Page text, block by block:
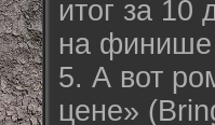
итог за 10
на финише
5. А вот
цене»